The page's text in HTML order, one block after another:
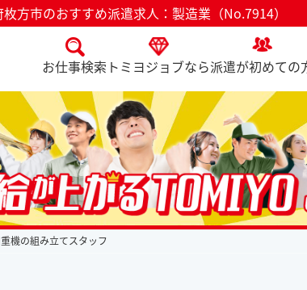
方市のおすすめ派遣求人：製造業（No.7914）
お仕事検索 トミヨジョブなら派遣が初めての
機の組み立てスタッフ